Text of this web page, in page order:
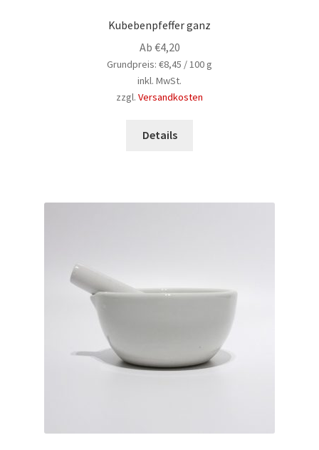
Kubebenpfeffer ganz
Ab €4,20
Grundpreis: €8,45 / 100g
inkl. MwSt.
zzgl. Versandkosten
Details
auf.
der
gewählt
werden